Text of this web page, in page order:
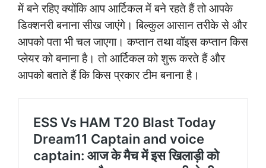
में बने रहिए क्योंकि आप आर्टिकल में बने रहते हैं तो आपके
डिक्शनरी बनाना सीख जाएंगे। बिल्कुल आसान तरीके से और
आपको पता भी चल जाएगा। कप्तान तथा वॉइस कप्तान किस
प्लेयर को बनाना है। तो आर्टिकल को शुरू करते हैं और
आपको बताते हैं कि किस प्रकार टीम बनाना है।